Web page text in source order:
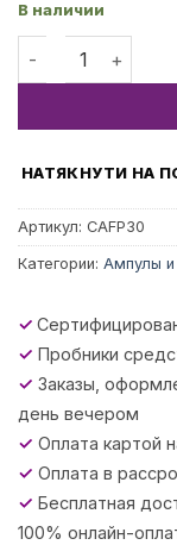
В наличии
Количество
НАТЯКНУТИ НА
Артикул: CAFP30
Категории: Ампулы и
✓
✓ Пробники
✓ Заказы,
день вечером
✓ Оплата картой
✓ Оплата в
✓ Бесплатная
100% онлайн-